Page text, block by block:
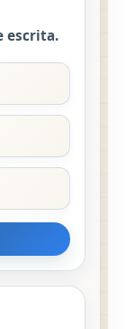
escrita.